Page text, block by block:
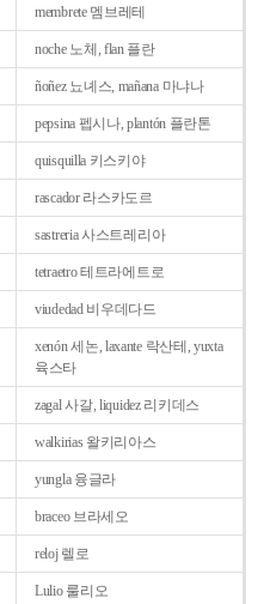
membrete 멤브레테
noche 노체, flan 플란
ñoñez 뇨녜스, mañana 마냐나
pepsina 펩시나, plantón 플란톤
quisquilla 키스키야
rascador 라스카도르
sastreria 사스트레리아
tetraetro 테트라에트로
viudedad 비우데다드
xenón 세논, laxante 락산테, yuxta
육스타
zagal 사갈, liquidez 리키데스
walkirias 왈키리아스
yungla 융글라
braceo 브라세오
reloj 렐로
Lulio 룰리오